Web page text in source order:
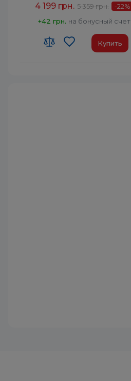
4 199 грн. 5 359 грн. -22%
+42 грн. на бонусный счет
Купить